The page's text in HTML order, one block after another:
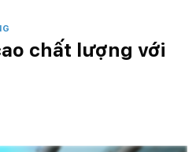
chất lượng với